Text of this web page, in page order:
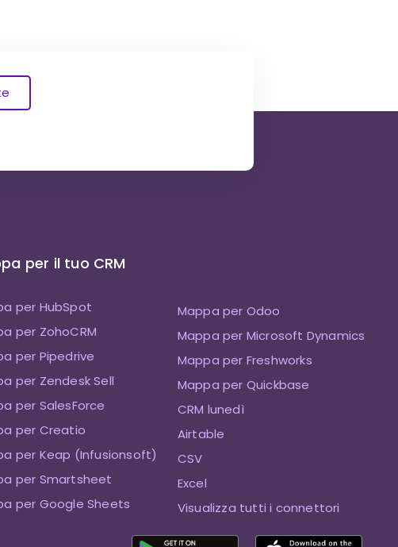
per il tuo CRM
per HubSpot
per ZohoCRM
per Pipedrive
per Zendesk Sell
per SalesForce
per Creatio
per Keap (Infusionsoft)
per Smartsheet
per Google Sheets
Mappa per Odoo
Mappa per Microsoft Dynamics
Mappa per Freshworks
Mappa per Quickbase
CRM lunedì
Airtable
CSV
Excel
Visualizza tutti i connettori